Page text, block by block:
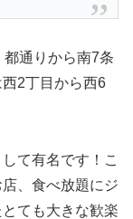
通りから南7条
2丁目から西6
て有名です！こ
、食べ放題にジ
ても大きな歓楽